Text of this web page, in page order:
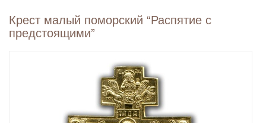
Крест малый поморский “Распятие с
предстоящими”